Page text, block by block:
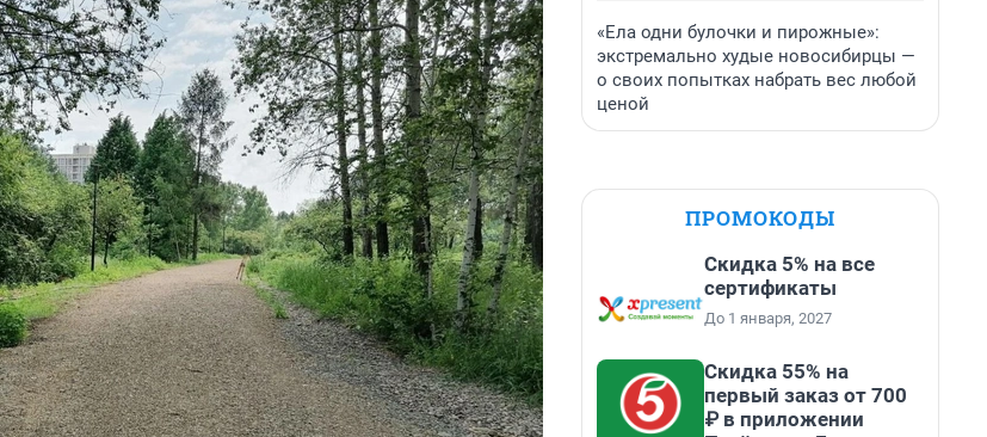
«Ела одни булочки и пирожные»:
экстремально худые новосибирцы —
о своих попытках набрать вес любой
ценой
ПРОМОКОДЫ
Скидка 5% на все
сертификаты
До 1 января, 2027
Скидка 55% на
первый заказ от 700
₽ в приложении